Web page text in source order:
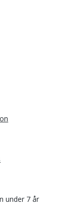
under 7 år